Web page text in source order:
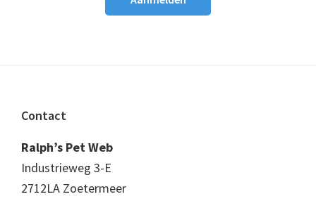
Footer
Contact
Ralph’s Pet Web
Industrieweg 3-E
2712LA Zoetermeer